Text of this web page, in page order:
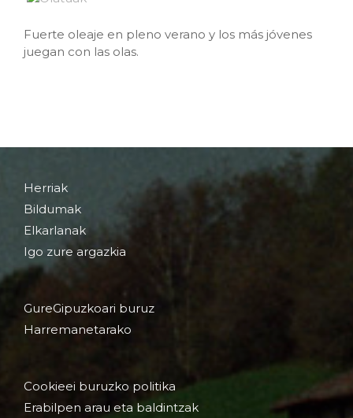
Fuerte oleaje en pleno verano y los más jóvenes
juegan con las olas.
Herriak
Bildumak
Elkarlanak
Igo zure argazkia
GureGipuzkoari buruz
Harremanetarako
Cookieei buruzko politika
Erabilpen arau eta baldintzak